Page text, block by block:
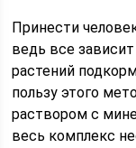
Принести
ведь все
растений
пользу этого
раствором с
весь комплекс